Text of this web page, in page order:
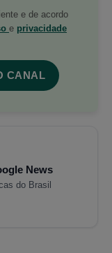
e de acordo
e privacidade
CANAL
News
do Brasil